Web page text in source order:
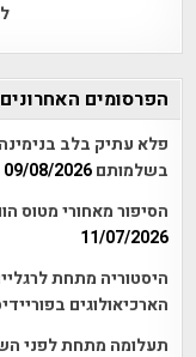
הפרסומים האחרונים
פלא עתיק בלב
בשלמותם 09/08/2026
הסיפור מאחורי מטוס
11/07/2026
היסטוריה מתחת
הארכיאולוגים
תעלומה מתחת לפני